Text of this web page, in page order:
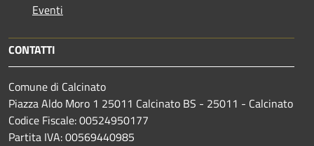
Eventi
CONTATTI
Comune di Calcinato
Piazza Aldo Moro 1 25011 Calcinato BS - 25011 - Calcinato
Codice Fiscale: 00524950177
Partita IVA: 00569440985